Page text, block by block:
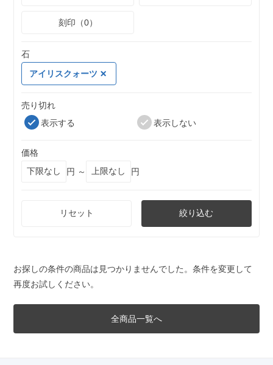
刻印（0）
石
アイリスクォーツ
売り切れ
表示する
表示しない
価格
円 ～
円
リセット 絞り込む
お探しの条件の商品は見つかりませんでした。条件を変更して
再度お試しください。
全商品一覧へ